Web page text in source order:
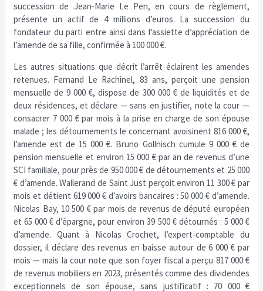
succession de Jean-Marie Le Pen, en cours de règlement,
présente un actif de 4 millions d’euros. La succession du
fondateur du parti entre ainsi dans l’assiette d’appréciation de
l’amende de sa fille, confirmée à 100 000 €.
Les autres situations que décrit l’arrêt éclairent les amendes
retenues. Fernand Le Rachinel, 83 ans, perçoit une pension
mensuelle de 9 000 €, dispose de 300 000 € de liquidités et de
deux résidences, et déclare — sans en justifier, note la cour —
consacrer 7 000 € par mois à la prise en charge de son épouse
malade ; les détournements le concernant avoisinent 816 000 €,
l’amende est de 15 000 €. Bruno Gollnisch cumule 9 000 € de
pension mensuelle et environ 15 000 € par an de revenus d’une
SCI familiale, pour près de 950 000 € de détournements et 25 000
€ d’amende. Wallerand de Saint Just perçoit environ 11 300 € par
mois et détient 619 000 € d’avoirs bancaires : 50 000 € d’amende.
Nicolas Bay, 10 500 € par mois de revenus de député européen
et 65 000 € d’épargne, pour environ 39 500 € détournés : 5 000 €
d’amende. Quant à Nicolas Crochet, l’expert-comptable du
dossier, il déclare des revenus en baisse autour de 6 000 € par
mois — mais la cour note que son foyer fiscal a perçu 817 000 €
de revenus mobiliers en 2023, présentés comme des dividendes
exceptionnels de son épouse, sans justificatif : 70 000 €